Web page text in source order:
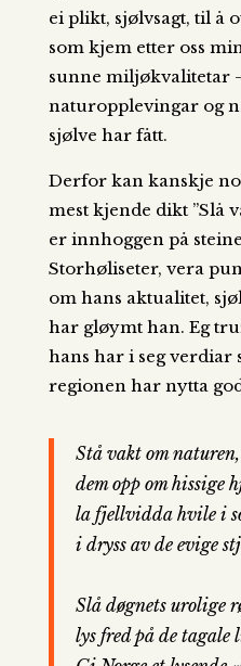
ei plikt, sjølvsagt, til å
som kjem etter oss
sunne miljøkvalitetar
naturopplevingar og
sjølve har fått.
Derfor kan kanskje
mest kjende dikt ”Slå
er innhoggen på
Storhøliseter, vera
om hans aktualitet,
har gløymt han. Eg
hans har i seg verdiar
regionen har nytta
Stå vakt om
dem opp om hissige
la fjellvidda hvile i
i dryss av de evige
Slå døgnets urolige
lys fred på de tagale